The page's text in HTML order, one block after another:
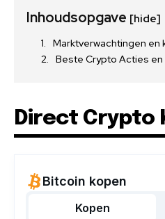
Inhoudsopgave [hide]
Marktverwachtingen en
Beste Crypto Acties
Direct Crypto